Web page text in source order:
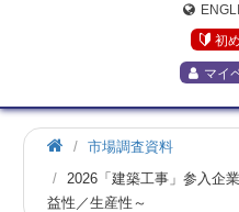
初
マイ
市場調査資料
2026「建築工事」参入企
益性／生産性～